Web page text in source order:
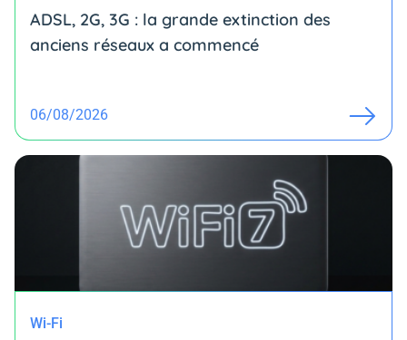
ADSL, 2G, 3G : la grande extinction des
anciens réseaux a commencé
06/08/2026
Wi-Fi